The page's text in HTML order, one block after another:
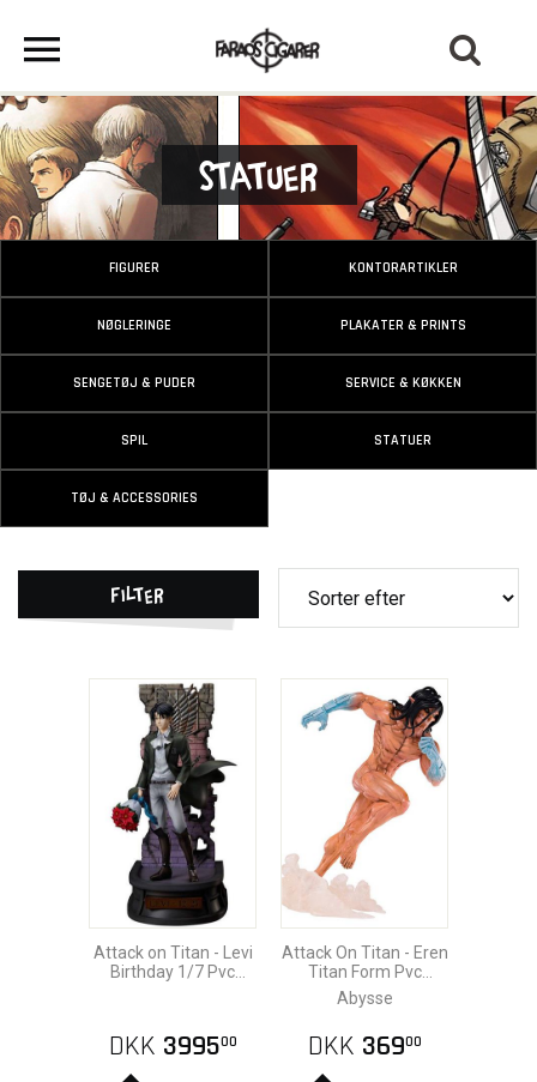
Statuer
FIGURER KONTORARTIKLER
NØGLERINGE PLAKATER & PRINTS
SENGETØJ & PUDER SERVICE & KØKKEN
SPIL STATUER
TØJ & ACCESSORIES
Filter
Attack on Titan - Levi
Birthday 1/7 Pvc
DKK 399500
Attack On Titan - Eren
Titan Form Pvc
Statue
Abysse
DKK 36900